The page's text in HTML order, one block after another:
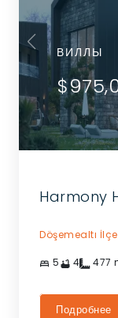
ВИЛЛЫ
Harmony
Döşemealtı
5 4 477
Подробнее